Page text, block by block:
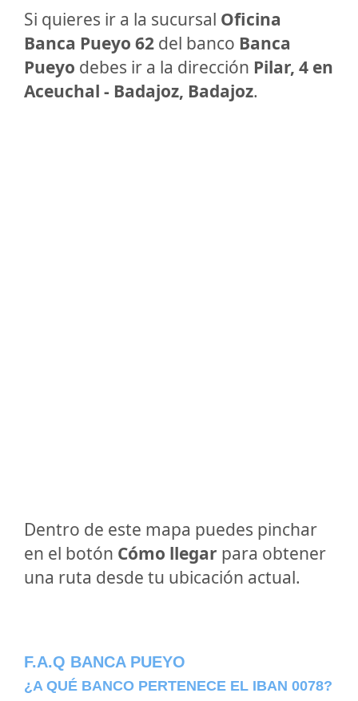
Si quieres ir a la sucursal Oficina
Banca Pueyo 62 del banco Banca
Pueyo debes ir a la dirección Pilar, 4 en
Aceuchal - Badajoz, Badajoz.
Dentro de este mapa puedes pinchar
en el botón Cómo llegar para obtener
una ruta desde tu ubicación actual.
F.A.Q BANCA PUEYO
¿A QUÉ BANCO PERTENECE EL IBAN 0078?